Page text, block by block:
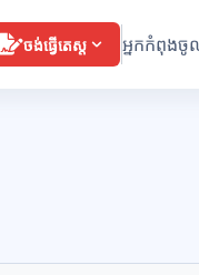
ចង់ធ្វើតេស្ត អ្នកកំពុងចូ